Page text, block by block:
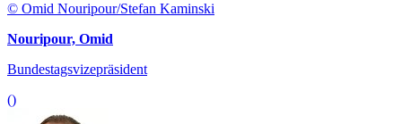
© Omid Nouripour/Stefan Kaminski
Nouripour, Omid
Bundestagsvizepräsident
()